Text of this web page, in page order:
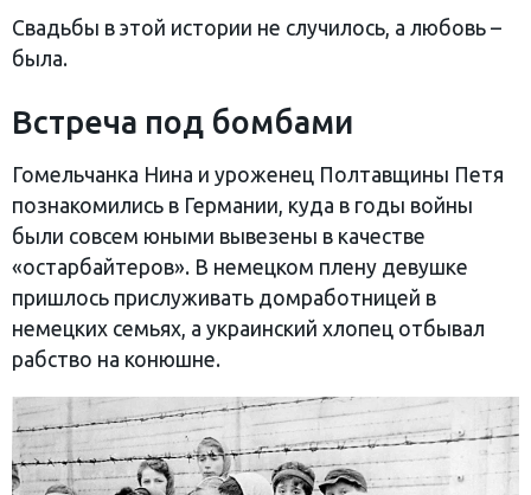
Свадьбы в этой истории не случилось, а любовь –
была.
Встреча под бомбами
Гомельчанка Нина и уроженец Полтавщины Петя
познакомились в Германии, куда в годы войны
были совсем юными вывезены в качестве
«остарбайтеров». В немецком плену девушке
пришлось прислуживать домработницей в
немецких семьях, а украинский хлопец отбывал
рабство на конюшне.